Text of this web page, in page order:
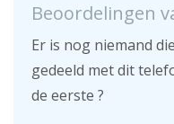
Beoordelingen
Er is nog niemand
gedeeld met dit
de eerste ?